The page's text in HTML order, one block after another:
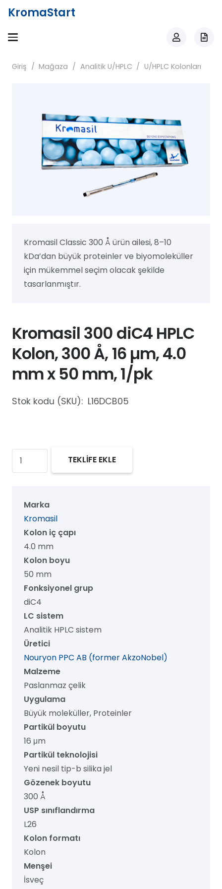
KromaStart
Giriş / Mağaza / Analitik U/HPLC / U/HPLC Kolonları
Kromasil Classic 300 Å ürün ailesi, 8–10
kDa’dan büyük proteinler ve biyomoleküller
için mükemmel seçim olacak şekilde
tasarlanmıştır.
Kromasil 300 diC4 HPLC
Kolon, 300 Å, 16 µm, 4.0
mm x 50 mm, 1/pk
Stok kodu (SKU): L16DCB05
Kromasil
300
Kolon,
300
µm,
mm
mm,
1/pk
adet
TEKLİFE EKLE
Marka
Kromasil
Kolon iç çapı
4.0 mm
Kolon boyu
50 mm
Fonksiyonel grup
diC4
LC sistem
Analitik HPLC sistem
Üretici
Nouryon PPC AB (former AkzoNobel)
Malzeme
Paslanmaz çelik
Uygulama
Büyük moleküller, Proteinler
Partikül boyutu
16 μm
Partikül teknolojisi
Yeni nesil tip-b silika jel
Gözenek boyutu
300 Å
USP sınıflandırma
L26
Kolon formatı
Kolon
Menşei
İsveç